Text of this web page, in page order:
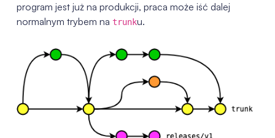
program jest już na produkcji, praca może iść dalej
normalnym trybem na trunku.